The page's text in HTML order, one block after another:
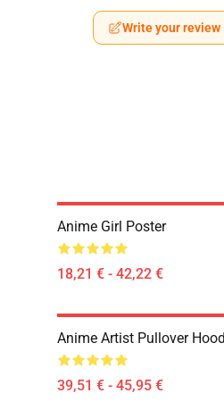
Write your review
Anime Girl Poster
18,21 € - 42,22 €
Anime Artist Pullover
39,51 € - 45,95 €